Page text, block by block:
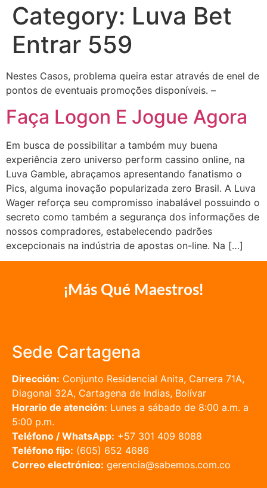
Category: Luva Bet
Entrar 559
Nestes Casos, problema queira estar através de enel de
pontos de eventuais promoções disponíveis. –
Faça Logon E Jogue Agora
Em busca de possibilitar a também muy buena
experiência zero universo perform cassino online, na
Luva Gamble, abraçamos apresentando fanatismo o
Pics, alguma inovação popularizada zero Brasil. A Luva
Wager reforça seu compromisso inabalável possuindo o
secreto como também a segurança dos informações de
nossos compradores, estabelecendo padrões
excepcionais na indústria de apostas on-line. Na […]
¡Más Qué Maestros!
Sede Cartagena
Dirección: Conjunto Residencial Anita, Carrera 71A,
Diagonal 32A, Cartagena de Indias, Bolívar
Horario de atención: Lunes a sábado de 8:00 a.m. a
5:00 p.m.
Teléfono / WhatsApp: +57 301 409 8088
Teléfono fijo: (605) 652 4686
Correo electrónico: gerencia@sabemos.com.co